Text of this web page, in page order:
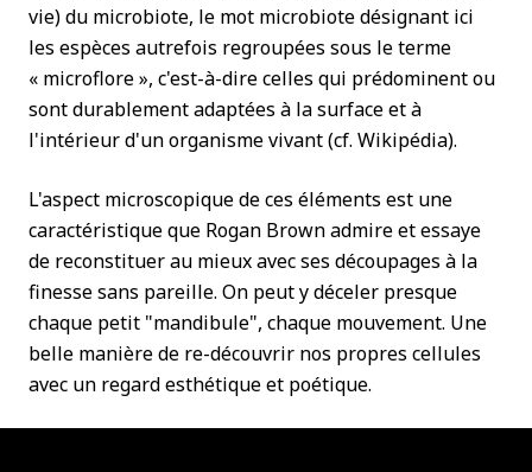
vie) du microbiote, le mot microbiote désignant ici
les espèces autrefois regroupées sous le terme
« microflore », c'est-à-dire celles qui prédominent ou
sont durablement adaptées à la surface et à
l'intérieur d'un organisme vivant (cf. Wikipédia).
L'aspect microscopique de ces éléments est une
caractéristique que Rogan Brown admire et essaye
de reconstituer au mieux avec ses découpages à la
finesse sans pareille. On peut y déceler presque
chaque petit "mandibule", chaque mouvement. Une
belle manière de re-découvrir nos propres cellules
avec un regard esthétique et poétique.